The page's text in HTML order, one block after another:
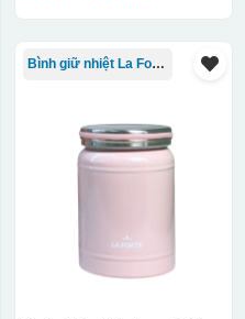
Bình giữ nhiệt La Fonte